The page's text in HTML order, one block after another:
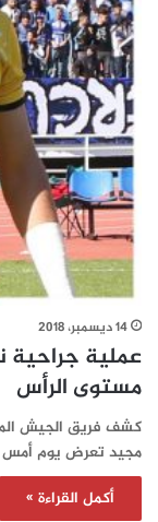
14 ديسمبر، 2018
عملية
مستوى الرأس
كشف فريق الجيش
مجيد تعرض يوم أمس
أكمل القراءة »